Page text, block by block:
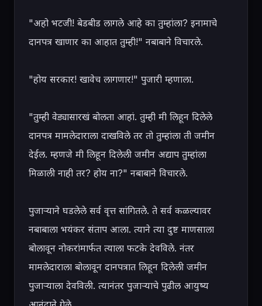
"अहो भटजी! बेडबीड लागले आहे का तुम्हांला? इनामाचे
दानपत्र खाणार का आहात तुम्ही!" नबाबाने विचारले.
"होय सरकार! खावेच लागणार!" पुजारी म्हणाला.
"तुम्ही वेड्यासारखं बोलता आहां. तुम्ही मी लिहून दिलेले
दानपत्र मामलेदाराला दाखविले तर तो तुम्हांला ती जमीन
देईल. म्हणजे मी लिहून दिलेली जमीन अद्याप तुम्हांला
मिळाली नाही तर? होय ना?" नबाबाने विचारले.
पुजाऱ्याने घडलेले सर्व वृत्त सांगितले. ते सर्व कळल्यावर
नबाबाला भयंकर संताप आला. त्याने त्या दुष्ट माणसाला
बोलावून नोकरांमार्फत त्याला फटके देवविले. नंतर
मामलेदाराला बोलावून दानपत्रात लिहून दिलेली जमीन
पुजाऱ्याला देवविली. त्यानंतर पुजाऱ्याचे पुढील आयुष्य